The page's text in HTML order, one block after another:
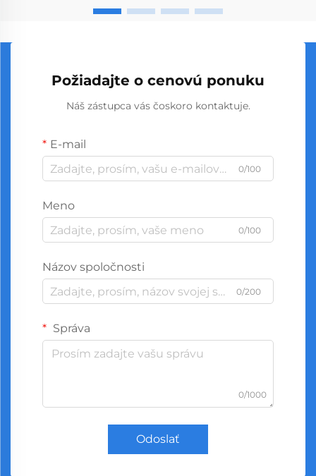
Požiadajte o cenovú ponuku
Náš zástupca vás čoskoro kontaktuje.
E-mail
0/100
Meno
0/100
Názov spoločnosti
0/200
Správa
0/1000
Odoslať